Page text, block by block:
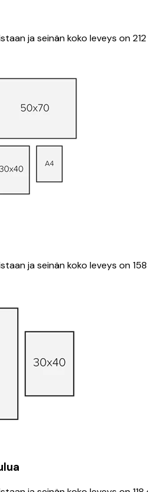
​​ja seinän koko leveys on
​​ja seinän koko leveys on